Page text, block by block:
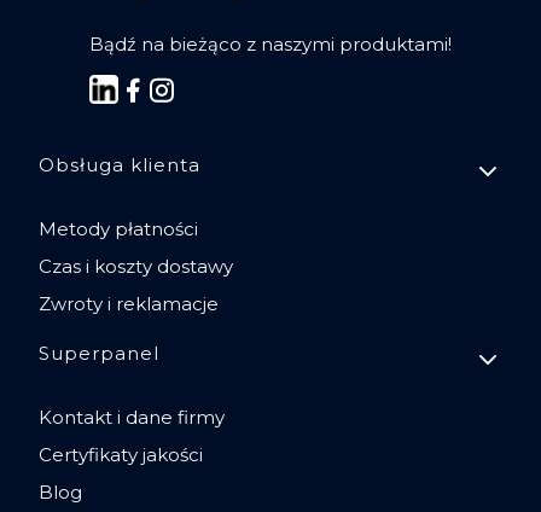
Bądź na bieżąco z naszymi produktami!
Linki w stopce
Obsługa klienta
Metody płatności
Czas i koszty dostawy
Zwroty i reklamacje
Superpanel
Kontakt i dane firmy
Certyfikaty jakości
Blog